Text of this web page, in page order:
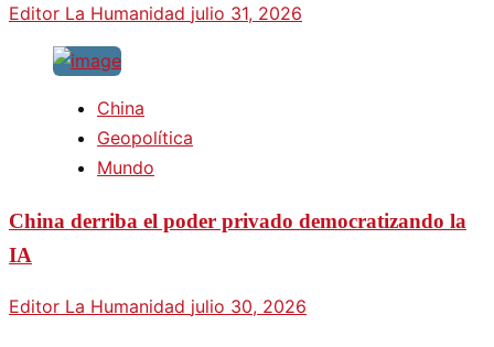
Editor La Humanidad julio 31, 2026
China
Geopolítica
Mundo
China derriba el poder privado democratizando la
IA
Editor La Humanidad julio 30, 2026